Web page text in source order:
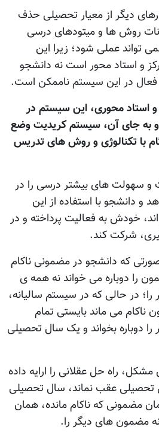
دیگر از معیار تحصیلی حذف
روش ها و میتودهای درسی
تواند عملی شود؛ زیرا این
و استاد محور است نه دانشجو
فعال در این سیستم ناممکن است.
استاد محوری، این سیستم در
و به جای آن، سیستم کریدیت وضع
با تکنالوژی و روش های تدریس
و سهولت های بیشتر درسی را در
و دانشجو با استفاده از این
خودش به فعالیت پرداخته و در
شرکت کند.
که دانشجو در مضمونی ناکام
را دوباره می خواند نه همه ی
در حالی که در سیستم سالیانه،
می ماند بایستی تمام
دوباره بخواند و یک سال تحصیلی
راه حل عقلانی را ارایه داده
عقب نماند، سال تحصیلی
مضمونی که ناکام مانده، همان
مضمون های دیگر را.